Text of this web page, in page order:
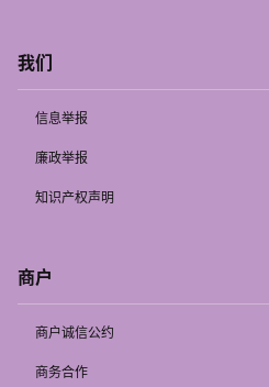
我们
信息举报
廉政举报
知识产权声明
商户
商户诚信公约
商务合作